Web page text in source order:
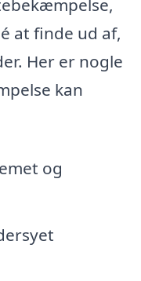
at finde ud af,
Her er nogle
kan
og